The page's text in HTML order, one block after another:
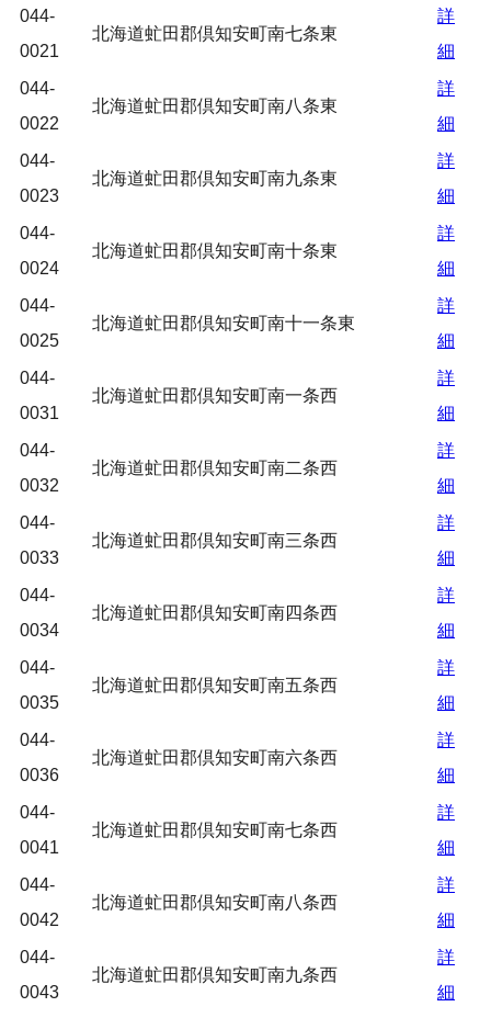
044-
0021
北海道虻田郡倶知安町南七条東
詳
細
044-
0022
北海道虻田郡倶知安町南八条東
詳
細
044-
0023
北海道虻田郡倶知安町南九条東
詳
細
044-
0024
北海道虻田郡倶知安町南十条東
詳
細
044-
0025
北海道虻田郡倶知安町南十一条東
詳
細
044-
0031
北海道虻田郡倶知安町南一条西
詳
細
044-
0032
北海道虻田郡倶知安町南二条西
詳
細
044-
0033
北海道虻田郡倶知安町南三条西
詳
細
044-
0034
北海道虻田郡倶知安町南四条西
詳
細
044-
0035
北海道虻田郡倶知安町南五条西
詳
細
044-
0036
北海道虻田郡倶知安町南六条西
詳
細
044-
0041
北海道虻田郡倶知安町南七条西
詳
細
044-
0042
北海道虻田郡倶知安町南八条西
詳
細
044-
0043
北海道虻田郡倶知安町南九条西
詳
細